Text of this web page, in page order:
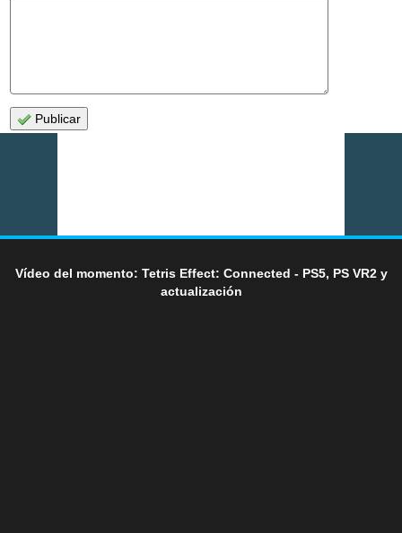
Publicar
Vídeo del momento: Tetris Effect: Connected - PS5, PS VR2 y
actualización